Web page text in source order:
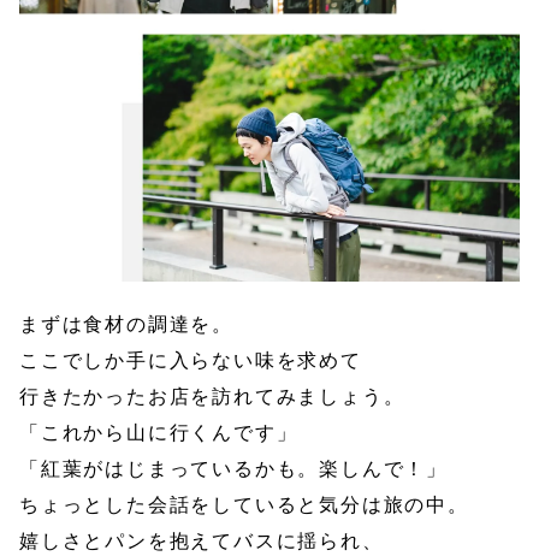
まずは食材の調達を。
ここでしか手に入らない味を求めて
行きたかったお店を訪れてみましょう。
「これから山に行くんです」
「紅葉がはじまっているかも。楽しんで！」
ちょっとした会話をしていると気分は旅の中。
嬉しさとパンを抱えてバスに揺られ、